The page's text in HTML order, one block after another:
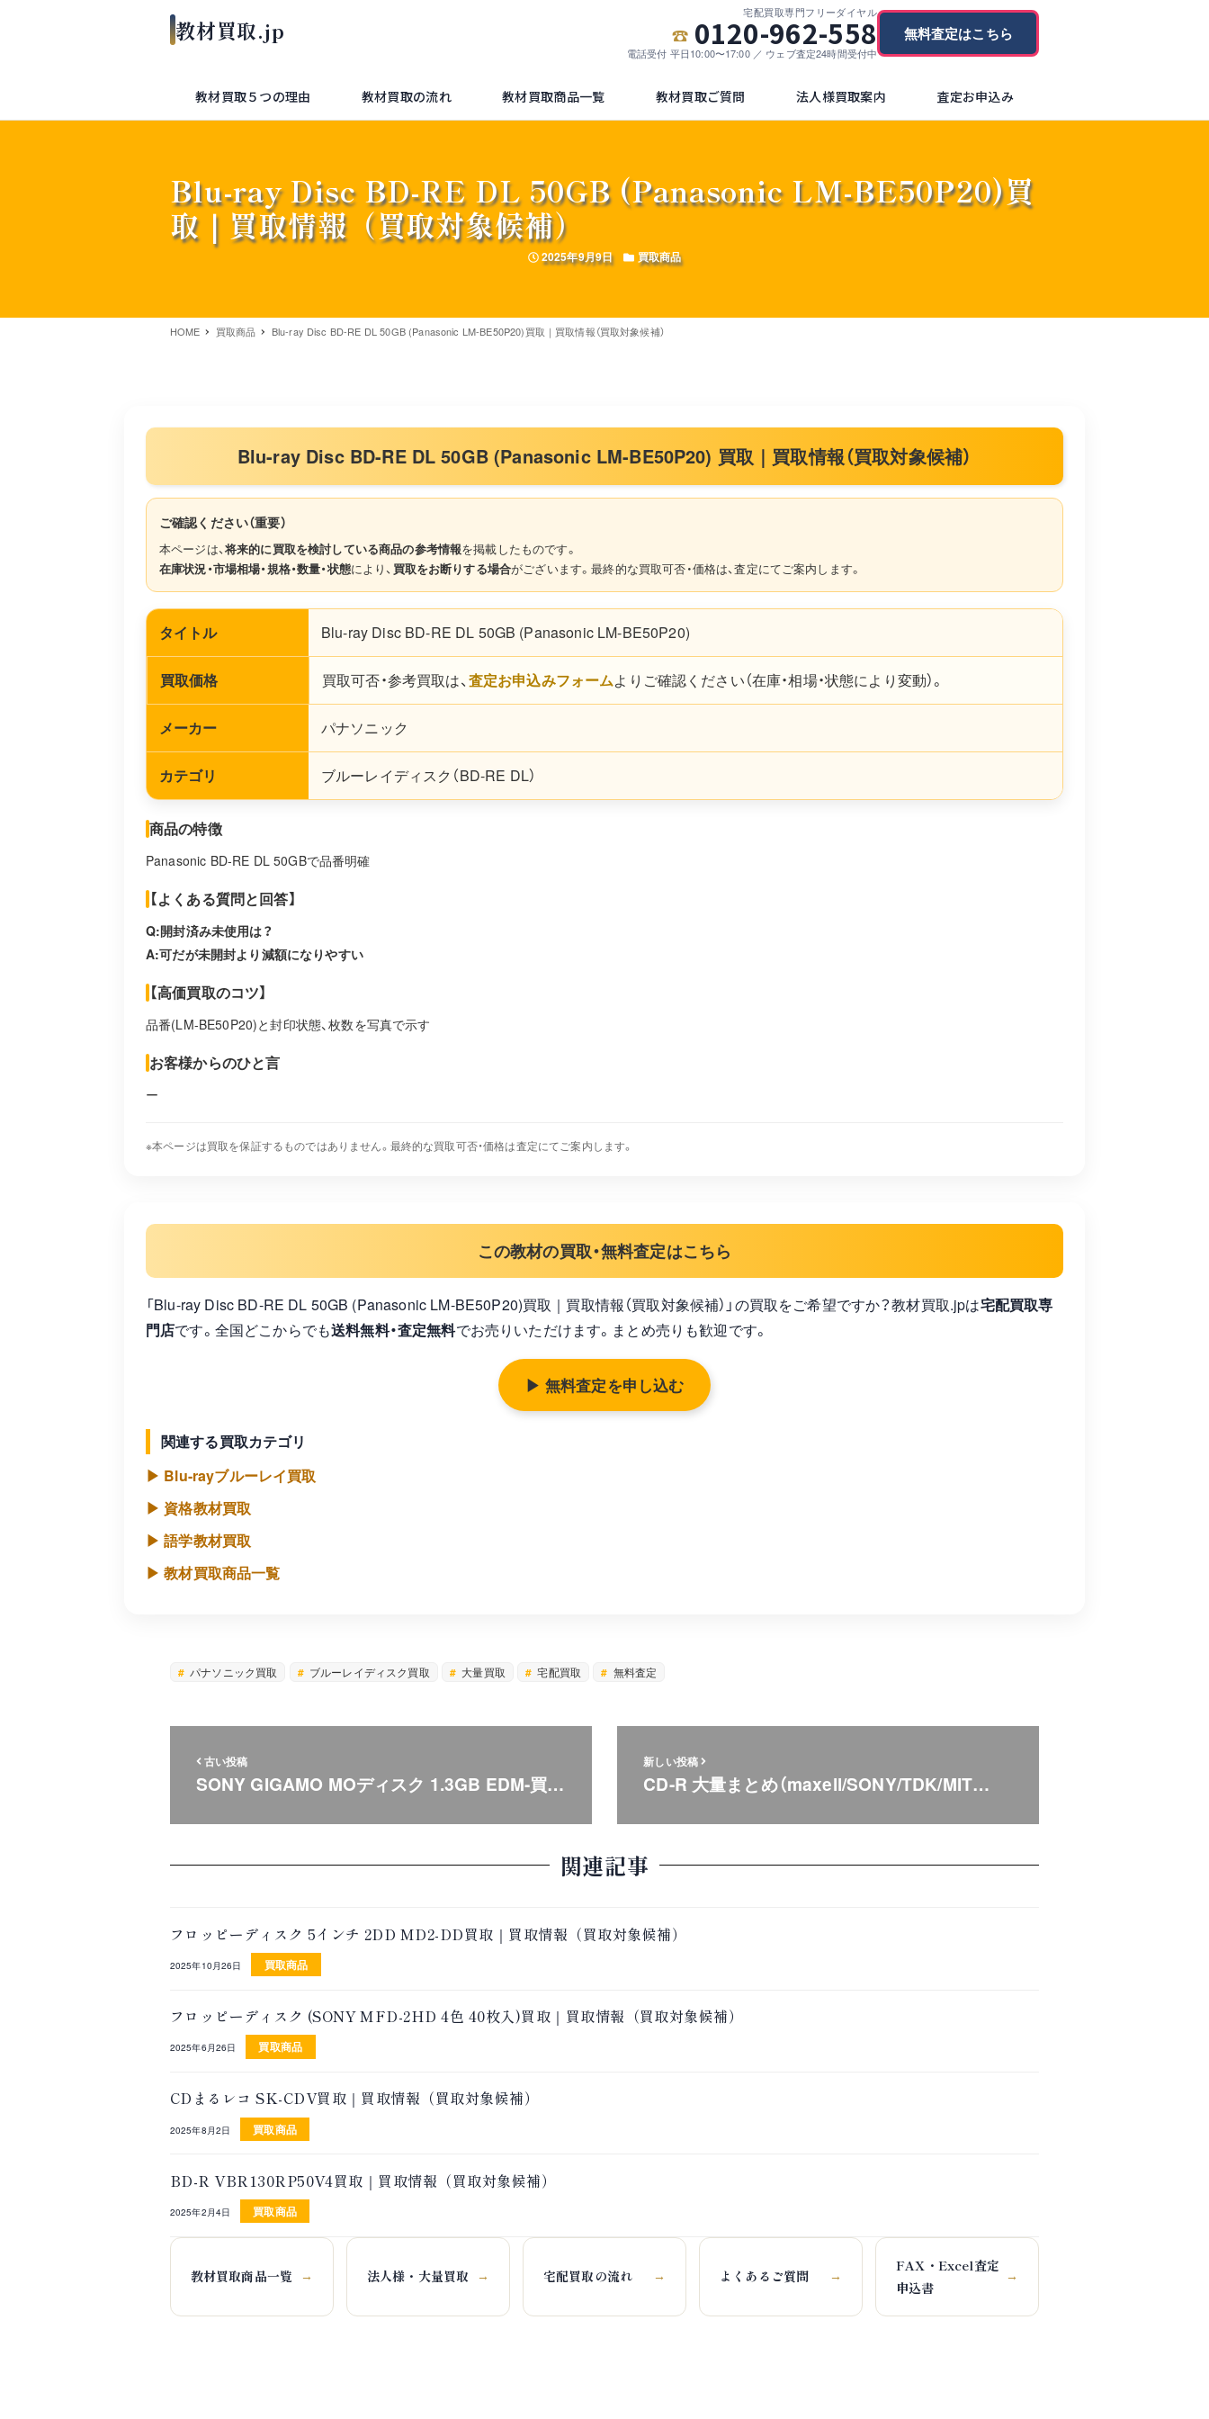
宅配買取専門フリーダイヤル
0120-962-558
電話受付 平日10:00〜17:00 ／ ウェブ査定24時間受付中
無料査定はこちら
教材買取５つの理由 教材買取の流れ 教材買取商品一覧 教材買取ご質問 法人様買取案内 査定お申込み
Blu-ray Disc BD-RE DL 50GB (Panasonic LM-BE50P20)買
取｜買取情報（買取対象候補）
投稿日
2025年9月9日 カテゴリー
買取商品
HOME 買取商品 Blu-ray Disc BD-RE DL 50GB (Panasonic LM-BE50P20)買取｜買取情報（買取対象候補）
Blu-ray Disc BD-RE DL 50GB (Panasonic LM-BE50P20) 買取｜買取情報（買取対象候補）
ご確認ください（重要）
本ページは、将来的に買取を検討している商品の参考情報を掲載したものです。
在庫状況・市場相場・規格・数量・状態により、 買取をお断りする場合がございます。最終的な買取可否・価格は、査定にてご案内します。
タイトル Blu-ray Disc BD-RE DL 50GB (Panasonic LM-BE50P20)
買取価格 買取可否・参考買取は、査定お申込みフォームよりご確認ください（在庫・相場・状態により変動）。
メーカー パナソニック
カテゴリ ブルーレイディスク（BD-RE DL）
商品の特徴
Panasonic BD-RE DL 50GBで品番明確
【よくある質問と回答】
Q:開封済み未使用は？
A:可だが未開封より減額になりやすい
【高価買取のコツ】
品番(LM-BE50P20)と封印状態、枚数を写真で示す
お客様からのひと言
ー
※本ページは買取を保証するものではありません。最終的な買取可否・価格は査定にてご案内します。
この教材の買取・無料査定はこちら
「Blu-ray Disc BD-RE DL 50GB (Panasonic LM-BE50P20)買取｜買取情報（買取対象候補）」の買取をご希望ですか？教材買取.jpは宅配買取専
門店です。全国どこからでも送料無料・査定無料でお売りいただけます。まとめ売りも歓迎です。
▶ 無料査定を申し込む
関連する買取カテゴリ
▶ Blu-rayブルーレイ買取
▶ 資格教材買取
▶ 語学教材買取
▶ 教材買取商品一覧
パナソニック買取 ブルーレイディスク買取 大量買取 宅配買取 無料査定
古い投稿
SONY GIGAMO MOディスク 1.3GB EDM-買…
新しい投稿
CD-R 大量まとめ（maxell/SONY/TDK/MIT…
関連記事
フロッピーディスク 5インチ 2DD MD2-DD買取｜買取情報（買取対象候補）
2025年10月26日 買取商品
フロッピーディスク (SONY MFD-2HD 4色 40枚入)買取｜買取情報（買取対象候補）
2025年6月26日 買取商品
CDまるレコ SK-CDV買取｜買取情報（買取対象候補）
2025年8月2日 買取商品
BD-R VBR130RP50V4買取｜買取情報（買取対象候補）
2025年2月4日 買取商品
教材買取商品一覧 → 法人様・大量買取 → 宅配買取の流れ → よくあるご質問 →
FAX・Excel査定
申込書
→